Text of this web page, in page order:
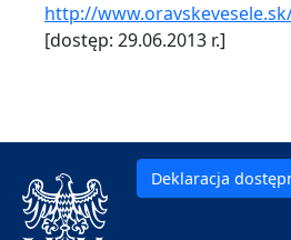
http://
[dostęp: 29.06.2013 r.]
Deklaracja